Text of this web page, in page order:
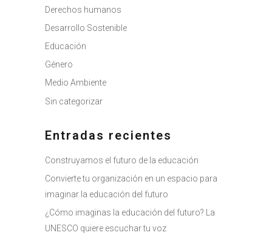
Derechos humanos
Desarrollo Sostenible
Educación
Género
Medio Ambiente
Sin categorizar
Entradas recientes
Construyamos el futuro de la educación
Convierte tu organización en un espacio para
imaginar la educación del futuro
¿Cómo imaginas la educación del futuro? La
UNESCO quiere escuchar tu voz